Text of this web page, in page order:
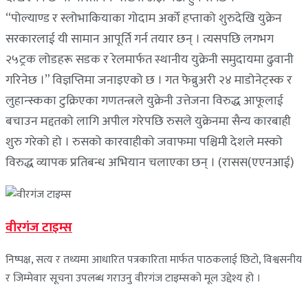
“पोल्याण्ड र स्लोभाकियाका गोदाम अर्को हप्ताको शुरुदेखि युक्रेन
सरकारलाई यी सामान आपूर्ति गर्न तयार छन् । त्यसपछि लगभग
२५ट्रक लोडहरू सडक र रेलमार्फत स्थानीय युक्रेनी समुदायमा ढुवानी
गरिनेछ ।” विज्ञप्तिमा जनाइएको छ । गत फेब्रुअरी २४ माडोनेट्स्क र
लुहान्स्कका टुक्रिएका गणतन्त्रले युक्रेनी उत्तेजना विरुद्ध आफूलाई
बचाउन मद्दतको लागि अपील गरेपछि रुसले युक्रेनमा सैन्य कारबाही
शुरु गरेको हो । रुसको कारवाहीको जवाफमा पश्चिमी देशले मस्को
विरुद्ध व्यापक प्रतिबन्ध अभियान चलाएका छन् । (रासस(एएनआई)
वीरगंज टाइम्स
निष्पक्ष, सत्य र तथ्यमा आधारित पत्रकारिता मार्फत पाठकलाई छिटो, विश्वसनीय
र जिम्मेवार सूचना उपलब्ध गराउनु वीरगंज टाइम्सको मूल उद्देश्य हो ।